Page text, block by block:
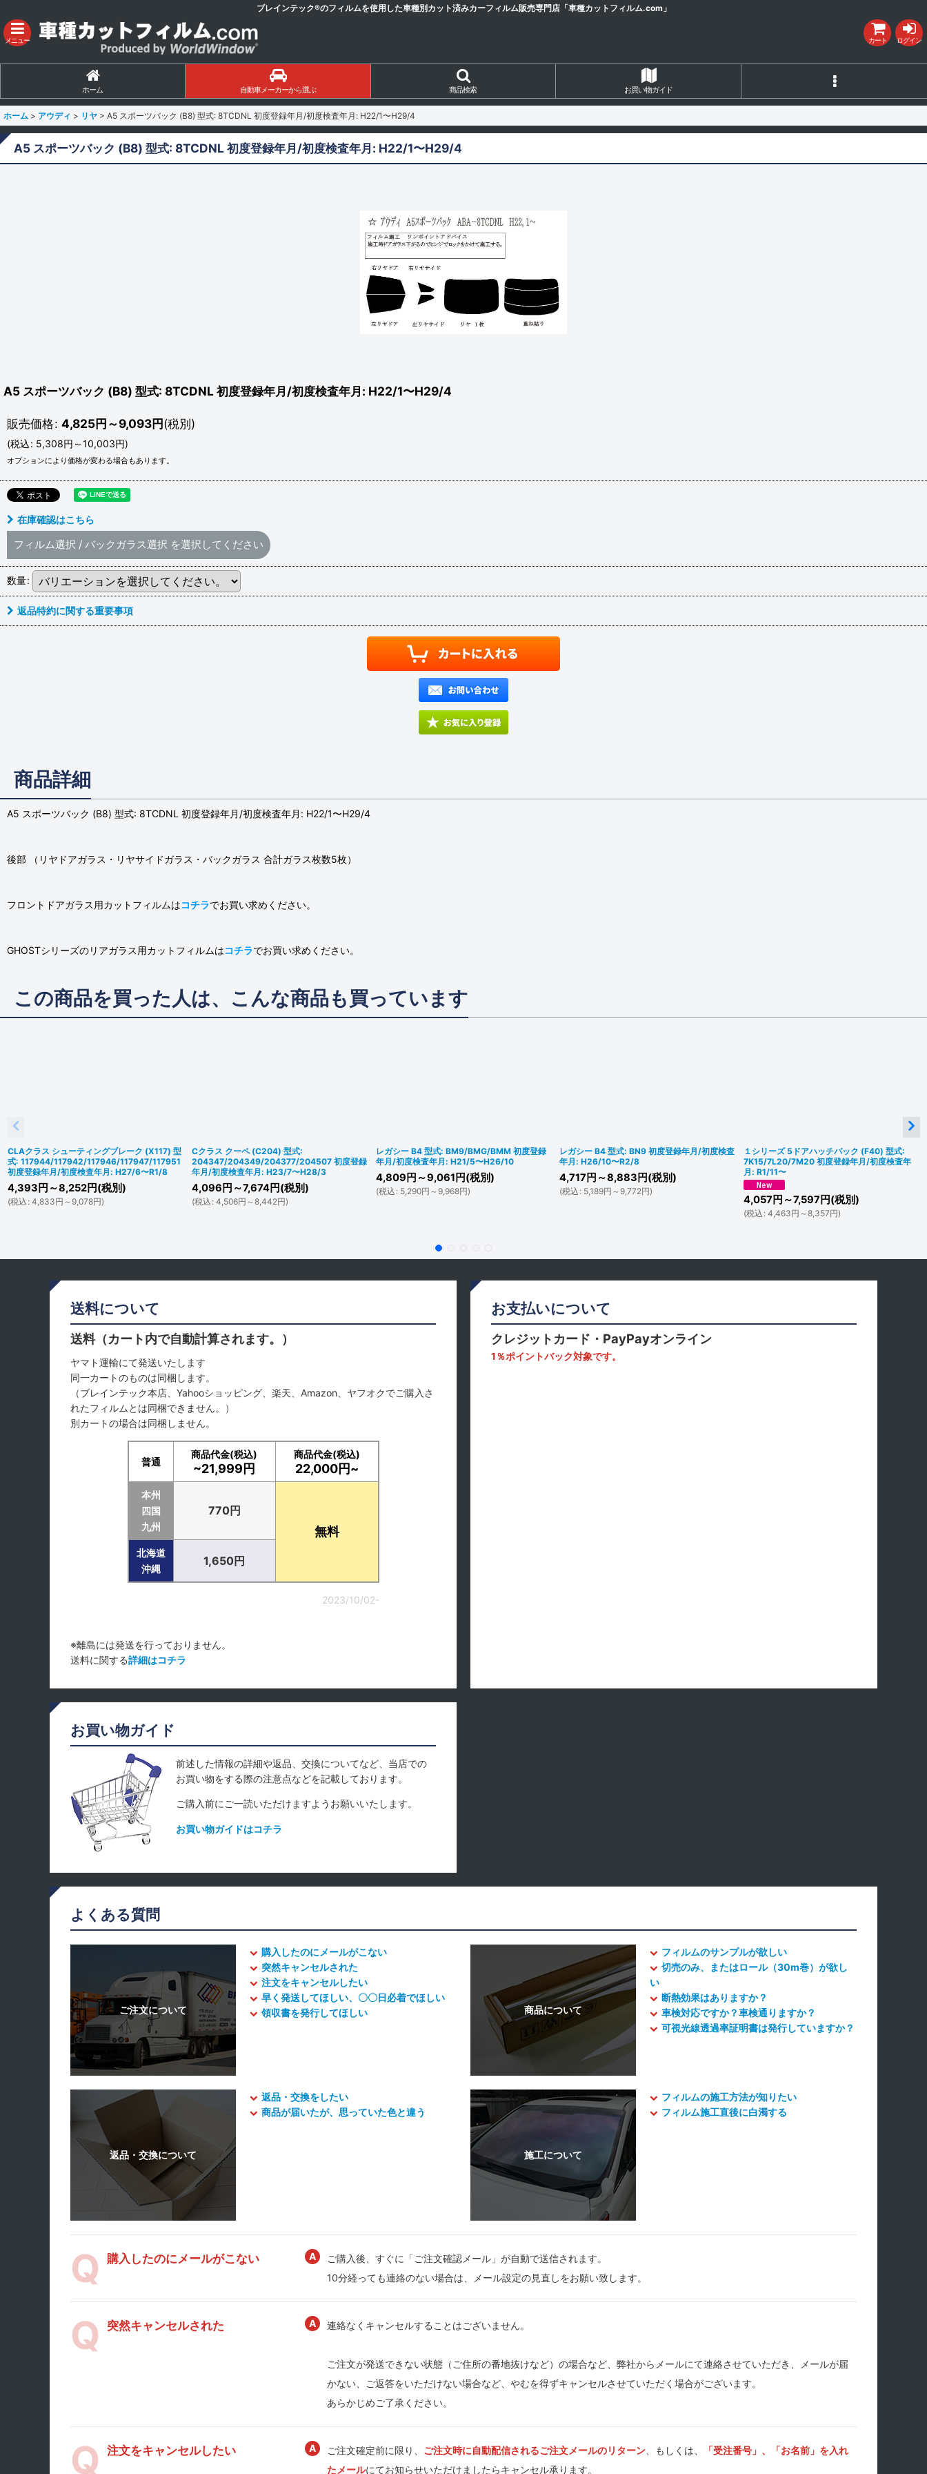
ブレインテック®のフィルムを使用した車種別カット済みカーフィルム販売専門店「車種カットフィルム.com」
メニュー カート ログイン
ホーム 自動車メーカーから選ぶ 商品検索 お買い物ガイド
ホーム > アウディ > リヤ > A5 スポーツバック (B8) 型式: 8TCDNL 初度登録年月/初度検査年月: H22/1〜H29/4
A5 スポーツバック (B8) 型式: 8TCDNL 初度登録年月/初度検査年月: H22/1〜H29/4
A5 スポーツバック (B8) 型式: 8TCDNL 初度登録年月/初度検査年月: H22/1〜H29/4
販売価格: 4,825円～9,093円(税別)
(税込: 5,308円 ～10,003円)
オプションにより価格が変わる場合もあります。
在庫確認はこちら
フィルム選択 / バックガラス選択 を選択してください
数量:
返品特約に関する重要事項
商品詳細
A5 スポーツバック (B8) 型式: 8TCDNL 初度登録年月/初度検査年月: H22/1〜H29/4
後部 （リヤドアガラス・リヤサイドガラス・バックガラス 合計ガラス枚数5枚）
フロントドアガラス用カットフィルムはコチラでお買い求めください。
GHOSTシリーズのリアガラス用カットフィルムはコチラでお買い求めください。
この商品を買った人は、こんな商品も買っています
CLAクラス シューティングブレーク (X117) 型
式: 117944/117942/117946/117947/117951
初度登録年月/初度検査年月: H27/6〜R1/8
4,393 円 ～8,252円(税別)
(税込 : 4,833円 ～9,078円)
Cクラス クーペ (C204) 型式:
204347/204349/204377/204507 初度登録
年月/初度検査年月: H23/7〜H28/3
4,096 円 ～7,674円(税別)
(税込 : 4,506円 ～8,442円)
レガシー B4 型式: BM9/BMG/BMM 初度登録
年月/初度検査年月: H21/5〜H26/10
4,809 円 ～9,061 円(税別)
(税込 : 5,290円 ～9,968円)
レガシー B4 型式: BN9 初度登録年月/初度検査
年月: H26/10〜R2/8
4,717 円 ～8,883 円(税別)
(税込 : 5,189円 ～9,772円)
１シリーズ 5ドアハッチバック (F40) 型式:
7K15/7L20/7M20 初度登録年月/初度検査年
月: R1/11〜
4,057 円 ～7,597 円(税別)
(税込 : 4,463円 ～8,357円)
送料について
送料（カート内で自動計算されます。）
ヤマト運輸にて発送いたします
同一カートのものは同梱します。
（ブレインテック本店、Yahooショッピング、楽天、Amazon、ヤフオクでご購入さ
れたフィルムとは同梱できません。）
別カートの場合は同梱しません。
普通
商品代金(税込)
~21,999円
商品代金(税込)
22,000円~
本州
四国
九州
770円
無料
北海道
沖縄
1,650円
2023/10/02-
※離島には発送を行っておりません。
送料に関する詳細はコチラ
お支払いについて
クレジットカード・PayPayオンライン
1％ポイントバック対象です。
お買い物ガイド
前述した情報の詳細や返品、交換についてなど、当店での
お買い物をする際の注意点などを記載しております。
ご購入前にご一読いただけますようお願いいたします。
お買い物ガイドはコチラ
よくある質問
購入したのにメールがこない
突然キャンセルされた
注文をキャンセルしたい
早く発送してほしい、〇〇日必着でほしい
領収書を発行してほしい
フィルムのサンプルが欲しい
切売のみ、またはロール（30m巻）が欲し
い
断熱効果はありますか？
車検対応ですか？車検通りますか？
可視光線透過率証明書は発行していますか？
返品・交換をしたい
商品が届いたが、思っていた色と違う
フィルムの施工方法が知りたい
フィルム施工直後に白濁する
購入したのにメールがこない
ご購入後、すぐに「ご注文確認メール」が自動で送信されます。
10分経っても連絡のない場合は、メール設定の見直しをお願い致します。
突然キャンセルされた 連絡なくキャンセルすることはございません。
ご注文が発送できない状態（ご住所の番地抜けなど）の場合など、弊社からメールにて連絡させていただき、メールが届
かない、ご返答をいただけない場合など、やむを得ずキャンセルさせていただく場合がございます。
あらかじめご了承ください。
注文をキャンセルしたい ご注文確定前に限り、 ご注文時に自動配信されるご注文メールのリターン、もしくは、
「受注番号」、「お名前」を入れ
たメールにてお知らせいただけましたらキャンセル承ります。